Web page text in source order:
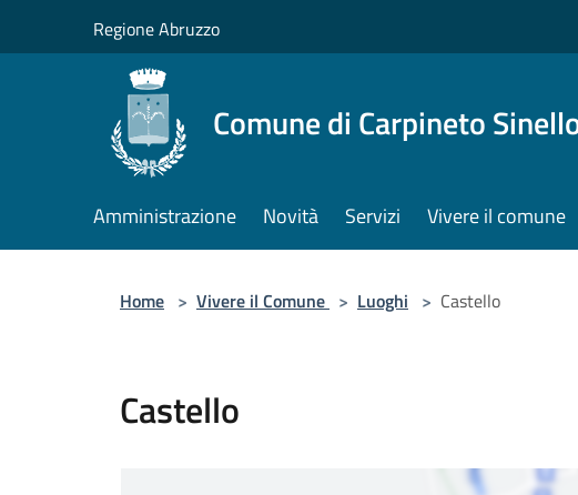
Regione Abruzzo
Comune di Carpineto
Amministrazione Novità Servizi Vivere il comune
Home > Vivere il Comune > Luoghi > Castello
Castello